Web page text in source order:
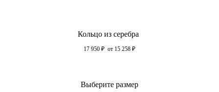
Кольцо из серебра
17 950 ₽ от 15 258 ₽
Выберите размер